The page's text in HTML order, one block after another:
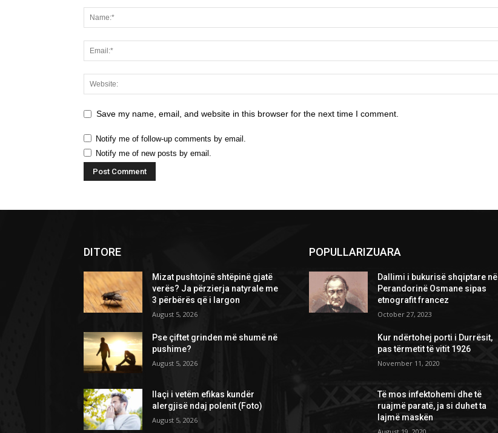
Save my name, email, and website in this browser for the next time I comment.
Notify me of follow-up comments by email.
Notify me of new posts by email.
DITORE
Mizat pushtojnë shtëpinë gjatë
verës? Ja përzierja natyrale me
3 përbërës që i largon
August 5, 2026
Pse çiftet grinden më shumë në
pushime?
August 5, 2026
Ilaçi i vetëm efikas kundër
alergjisë ndaj polenit (Foto)
August 5, 2026
POPULLARIZUARA
Dallimi i bukurisë shqiptare në
Perandorinë Osmane sipas
etnografit francez
October 27, 2023
Kur ndërtohej porti i Durrësit,
pas tërmetit të vitit 1926
November 11, 2020
Të mos infektohemi dhe të
ruajmë paratë, ja si duhet ta
lajmë maskën